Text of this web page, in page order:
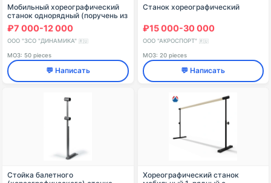
Мобильный хореографический
станок однорядный (поручень из
сосны / бука / дуба)
₽7 000-12 000
ООО "ЗСО "ДИНАМИКА" 🇷🇺
МОЗ: 50 pieces
💬 Написать
Станок хореографический
₽15 000-30 000
ООО "АКРОСПОРТ" 🇷🇺
МОЗ: 20 pieces
💬 Написать
Стойка балетного
Хореографический станок